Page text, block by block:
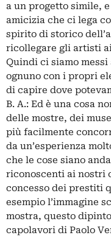
a un progetto simile,
amicizia che ci lega
spirito di storico
ricollegare gli artisti
Quindi ci siamo
ognuno con i propri
di capire dove
B. A.: Ed è una cosa
delle mostre, dei
più facilmente
da un’esperienza
che le cose siano
riconoscenti ai nostri
concesso dei prestiti
esempio l’immagine
mostra, questo
capolavori di Paolo